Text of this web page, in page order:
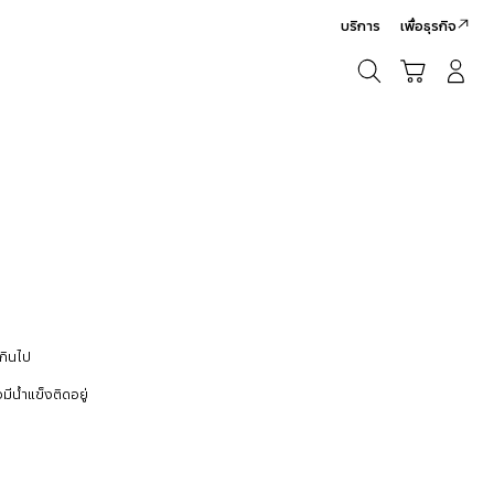
บริการ เพื่อธุรกิจ
นไป
มีน้ำแข็งติดอยู่